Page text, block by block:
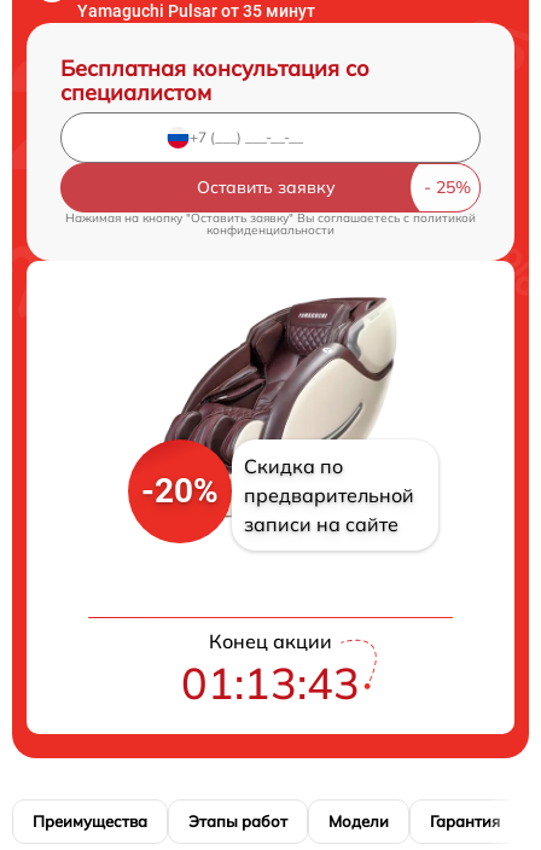
Yamaguchi Pulsar от 35 минут
Бесплатная консультация со
специалистом
Оставить заявку
Нажимая на кнопку "Оставить заявку" Вы соглашаетесь cполитикой
конфиденциальности
-20%
Скидка по
предварительной
записи на сайте
Конец акции
01:13:42
Преимущества Этапы работ Модели Гарантия